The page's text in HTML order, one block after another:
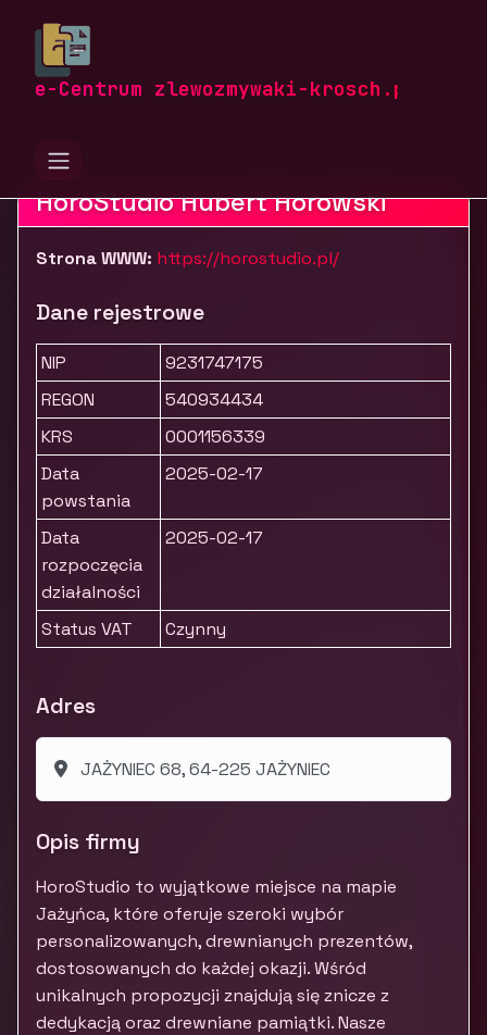
e-Centrum zlewozmywaki-krosch.pl
zlewozmywaki-krosch.pl
Dekoracje i oświetlenie
Drewniane prezenty HoroStudio
HoroStudio Hubert Horowski
Strona WWW: https://horostudio.pl/
Dane rejestrowe
NIP
9231747175
REGON
540934434
KRS
0001156339
Data
powstania
2025-02-17
Data
rozpoczęcia
działalności
2025-02-17
Status VAT Czynny
Adres
JAŻYNIEC 68, 64-225 JAŻYNIEC
Opis firmy
HoroStudio to wyjątkowe miejsce na mapie
Jażyńca, które oferuje szeroki wybór
personalizowanych, drewnianych prezentów,
dostosowanych do każdej okazji. Wśród
unikalnych propozycji znajdują się znicze z
dedykacją oraz drewniane pamiątki. Nasze